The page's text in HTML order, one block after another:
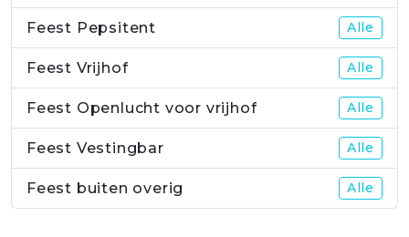
Feest Pepsitent Alle
Feest Vrijhof Alle
Feest Openlucht voor vrijhof Alle
Feest Vestingbar Alle
Feest buiten overig Alle